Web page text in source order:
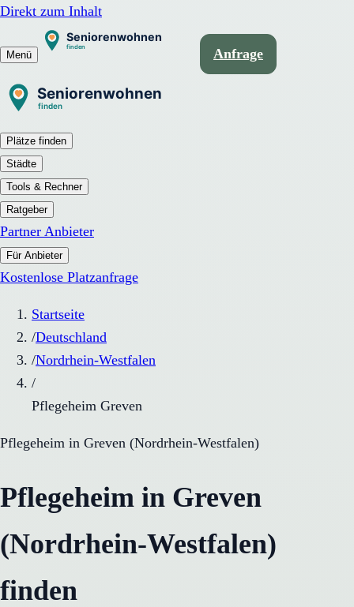
Direkt zum Inhalt
Menü Anfrage
Plätze finden
Städte
Tools & Rechner
Ratgeber
Partner Anbieter
Für Anbieter
Kostenlose Platzanfrage
Startseite
/Deutschland
/Nordrhein-Westfalen
/
Pflegeheim Greven
Pflegeheim in Greven (Nordrhein-Westfalen)
Pflegeheim in Greven
(Nordrhein-Westfalen)
finden